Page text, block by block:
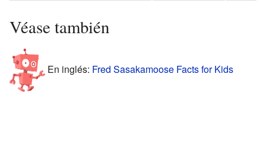
Véase también
En inglés: Fred Sasakamoose Facts for Kids